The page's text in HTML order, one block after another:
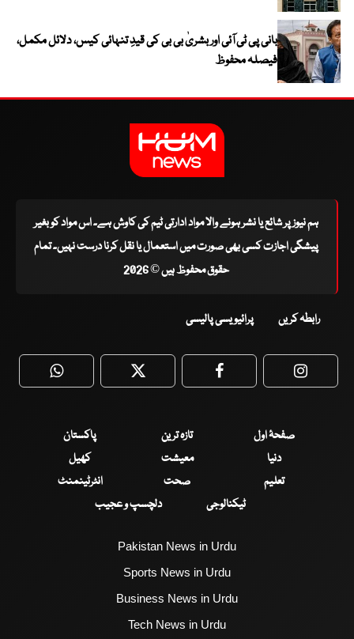
بانی پی ٹی آئی اور بشریٰ بی بی کی قیدِ تنہائی کیس، دلائل مکمل،
فیصلہ محفوظ
ہم نیوز پر شائع یا نشر ہونے والا مواد ادارتی ٹیم کی کاوش ہے۔ اس مواد کو بغیر
پیشگی اجازت کسی بھی صورت میں استعمال یا نقل کرنا درست نہیں۔ تمام
حقوق محفوظ ہیں © 2026
رابطہ کریں پرائیویسی پالیسی
WhatsApp Twitter Facebook
صفحۂ اول تازہ ترین
پاکستان
دنیا
معیشت
کھیل
تعلیم
صحت
انٹرٹینمنٹ
ٹیکنالوجی
دلچسپ و عجیب
Pakistan News in Urdu
Sports News in Urdu
Business News in Urdu
Tech News in Urdu